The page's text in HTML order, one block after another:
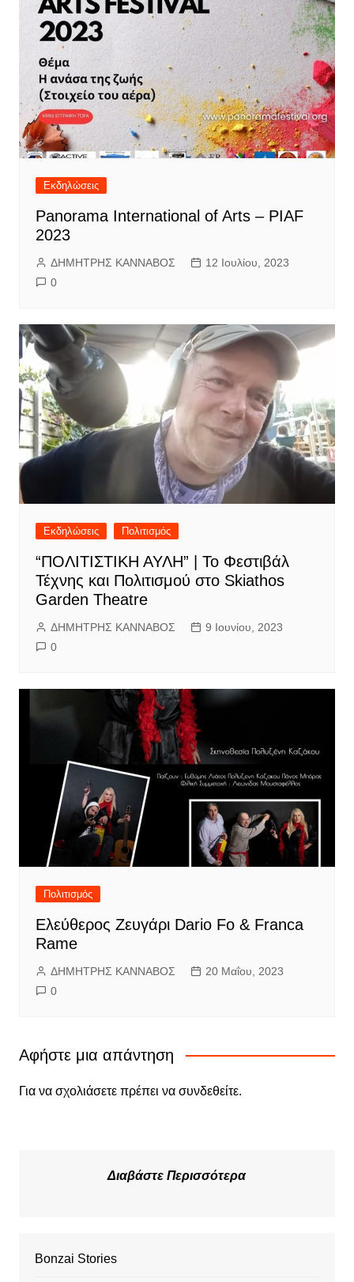
Εκδηλώσεις
Panorama International of Arts – PIAF
2023
ΔΗΜΗΤΡΗΣ ΚΑΝΝΑΒΟΣ
12 Ιουλίου, 2023
0
Εκδηλώσεις Πολιτισμός
“ΠΟΛΙΤΙΣΤΙΚΗ ΑΥΛΗ” | Το Φεστιβάλ
Τέχνης και Πολιτισμού στο Skiathos
Garden Theatre
ΔΗΜΗΤΡΗΣ ΚΑΝΝΑΒΟΣ
9 Ιουνίου, 2023
0
Πολιτισμός
Ελεύθερος Ζευγάρι Dario Fo & Franca
Rame
ΔΗΜΗΤΡΗΣ ΚΑΝΝΑΒΟΣ
20 Μαΐου, 2023
0
Αφήστε μια απάντηση
Για να σχολιάσετε πρέπει να συνδεθείτε.
Διαβάστε Περισσότερα
Bonzai Stories